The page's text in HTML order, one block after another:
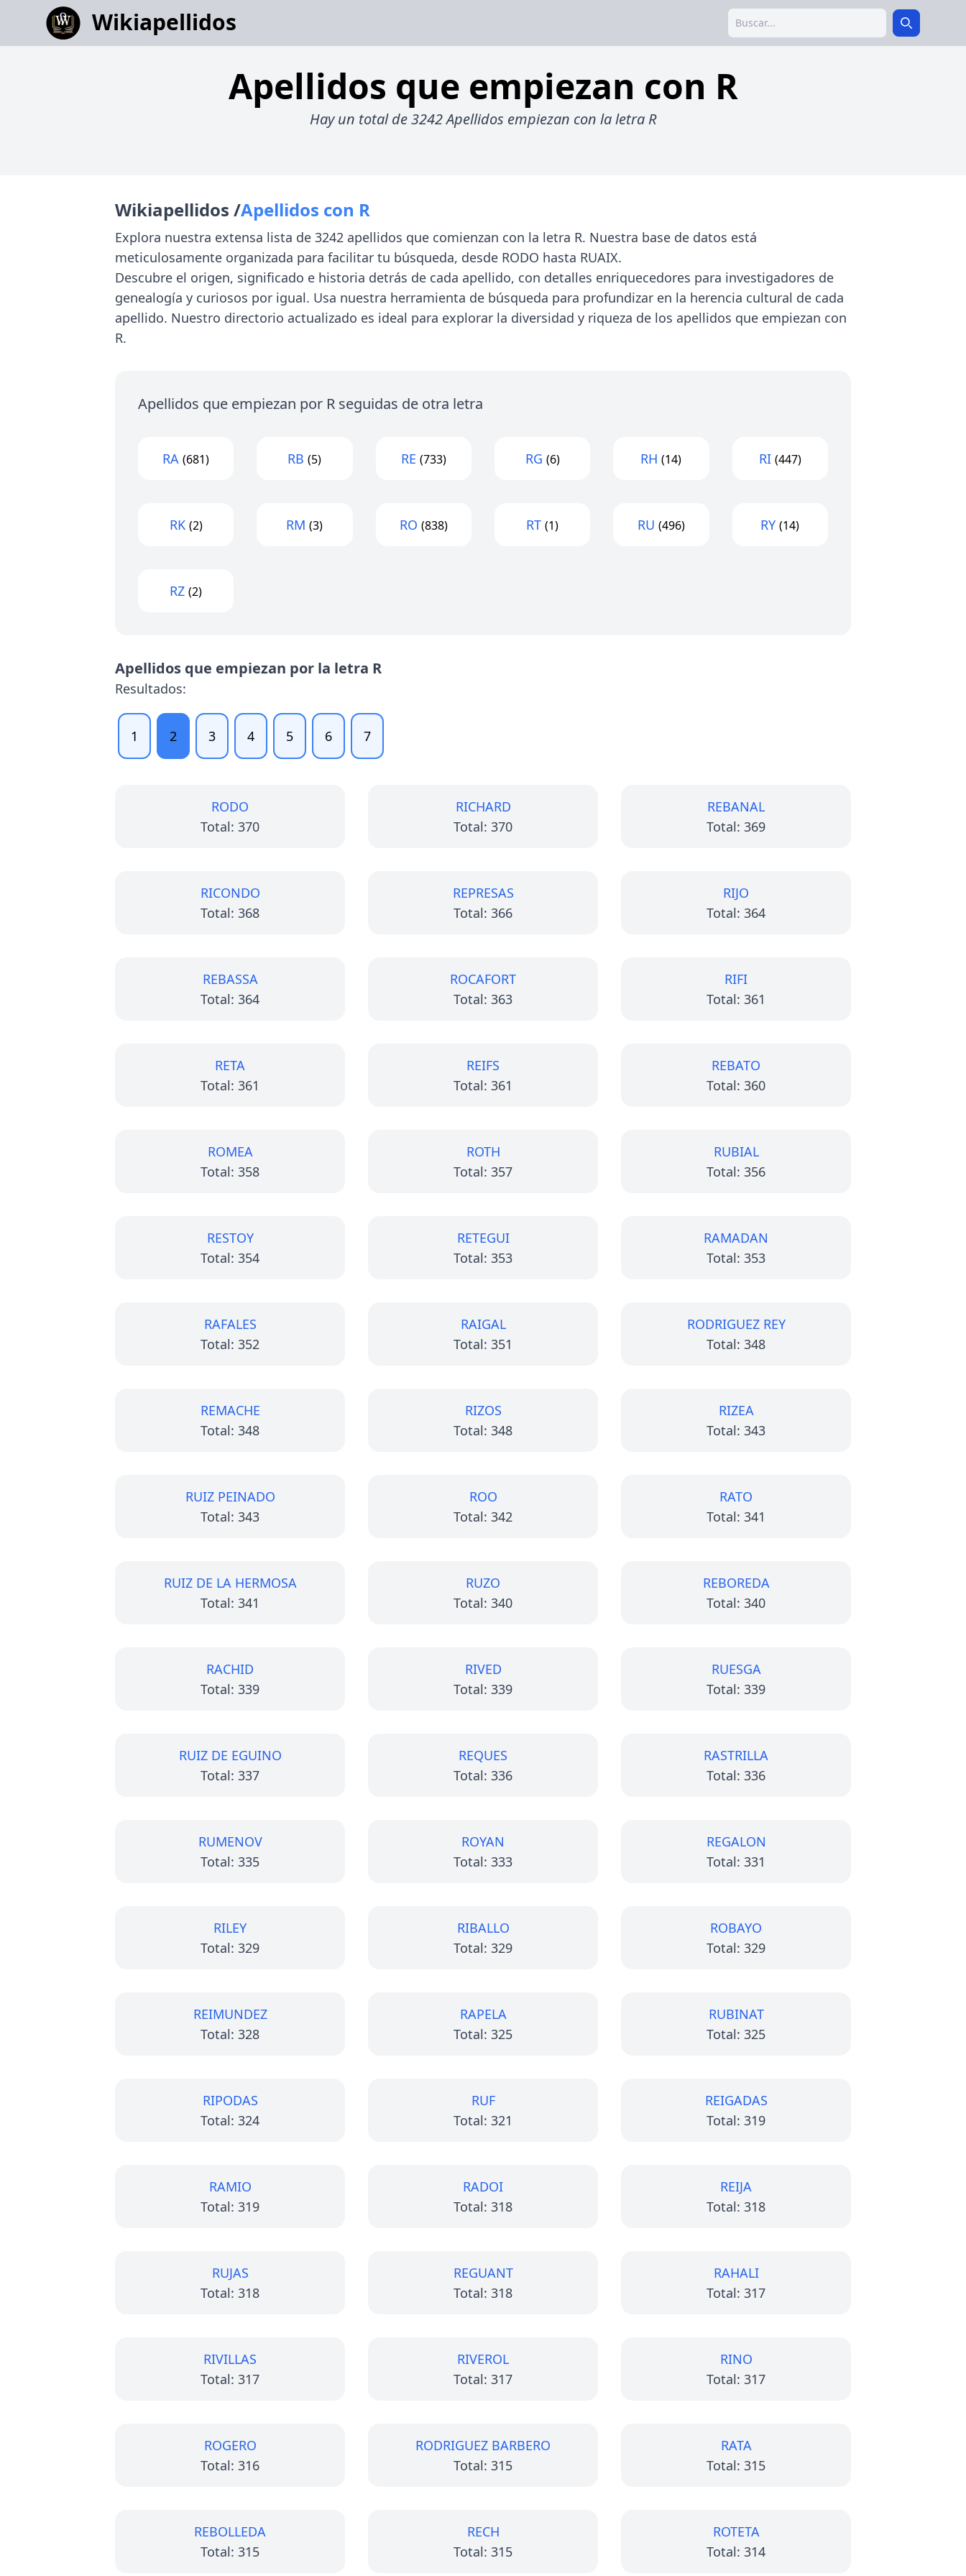
Wikiapellidos Search Search
Apellidos que empiezan con R
Hay un total de 3242 Apellidos empiezan con la letra R
Wikiapellidos /Apellidos con R
Explora nuestra extensa lista de 3242 apellidos que comienzan con la letra R. Nuestra base de datos está
meticulosamente organizada para facilitar tu búsqueda, desde RODO hasta RUAIX.
Descubre el origen, significado e historia detrás de cada apellido, con detalles enriquecedores para investigadores de
genealogía y curiosos por igual. Usa nuestra herramienta de búsqueda para profundizar en la herencia cultural de cada
apellido. Nuestro directorio actualizado es ideal para explorar la diversidad y riqueza de los apellidos que empiezan con
R.
Apellidos que empiezan por R seguidas de otra letra
RA (681) RB (5) RE (733) RG (6) RH (14) RI (447)
RK (2) RM (3) RO (838) RT (1) RU (496) RY (14)
RZ (2)
Apellidos que empiezan por la letra R
Resultados:
1 2 3 4 5 6 7
RODO
Total: 370
RICHARD
Total: 370
REBANAL
Total: 369
RICONDO
Total: 368
REPRESAS
Total: 366
RIJO
Total: 364
REBASSA
Total: 364
ROCAFORT
Total: 363
RIFI
Total: 361
RETA
Total: 361
REIFS
Total: 361
REBATO
Total: 360
ROMEA
Total: 358
ROTH
Total: 357
RUBIAL
Total: 356
RESTOY
Total: 354
RETEGUI
Total: 353
RAMADAN
Total: 353
RAFALES
Total: 352
RAIGAL
Total: 351
RODRIGUEZ REY
Total: 348
REMACHE
Total: 348
RIZOS
Total: 348
RIZEA
Total: 343
RUIZ PEINADO
Total: 343
ROO
Total: 342
RATO
Total: 341
RUIZ DE LA HERMOSA
Total: 341
RUZO
Total: 340
REBOREDA
Total: 340
RACHID
Total: 339
RIVED
Total: 339
RUESGA
Total: 339
RUIZ DE EGUINO
Total: 337
REQUES
Total: 336
RASTRILLA
Total: 336
RUMENOV
Total: 335
ROYAN
Total: 333
REGALON
Total: 331
RILEY
Total: 329
RIBALLO
Total: 329
ROBAYO
Total: 329
REIMUNDEZ
Total: 328
RAPELA
Total: 325
RUBINAT
Total: 325
RIPODAS
Total: 324
RUF
Total: 321
REIGADAS
Total: 319
RAMIO
Total: 319
RADOI
Total: 318
REIJA
Total: 318
RUJAS
Total: 318
REGUANT
Total: 318
RAHALI
Total: 317
RIVILLAS
Total: 317
RIVEROL
Total: 317
RINO
Total: 317
ROGERO
Total: 316
RODRIGUEZ BARBERO
Total: 315
RATA
Total: 315
REBOLLEDA
Total: 315
RECH
Total: 315
ROTETA
Total: 314